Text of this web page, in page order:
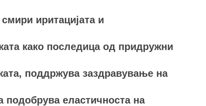
иритацијата и
како последица од придружни
поддржува заздравување на
подобрува еластичноста на